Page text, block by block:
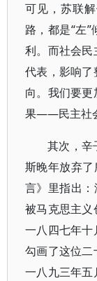
可见，苏联
路，都是“左
利。而社会
代表，影响
向。我们要
果——民主社
其次，辛
斯晚年放弃了
言》里指出：
被马克思主义
一八四七年十
勾画了这位二
一八九三年